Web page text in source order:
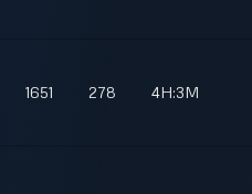
1651 278 4H:3M